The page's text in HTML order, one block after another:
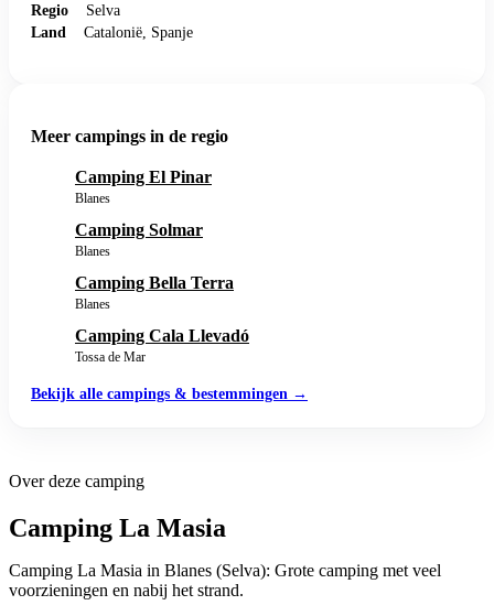
Regio
Selva
Land
Catalonië, Spanje
Meer campings in de regio
Camping El Pinar
Blanes
Camping Solmar
Blanes
Camping Bella Terra
Blanes
Camping Cala Llevadó
Tossa de Mar
Bekijk alle campings & bestemmingen →
Over deze camping
Camping La Masia
Camping La Masia in Blanes (Selva): Grote camping met veel
voorzieningen en nabij het strand.